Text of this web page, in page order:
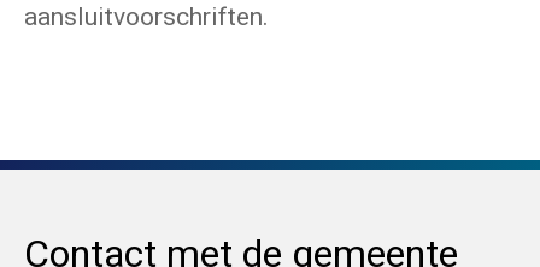
aansluitvoorschriften.
Contact met de gemeente